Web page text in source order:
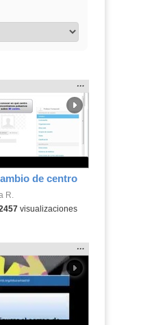
de centro
en:
Mostrar
la
ubicación
de la
…
R.
visualizaciones
en:
Mostrar
la
ubicación
…